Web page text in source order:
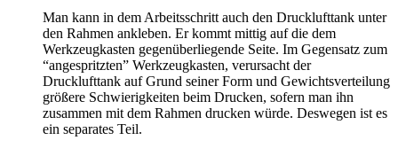
Man kann in dem Arbeitsschritt auch den Drucklufttank unter
den Rahmen ankleben. Er kommt mittig auf die dem
Werkzeugkasten gegenüberliegende Seite. Im Gegensatz zum
“angespritzten” Werkzeugkasten, verursacht der
Drucklufttank auf Grund seiner Form und Gewichtsverteilung
größere Schwierigkeiten beim Drucken, sofern man ihn
zusammen mit dem Rahmen drucken würde. Deswegen ist es
ein separates Teil.